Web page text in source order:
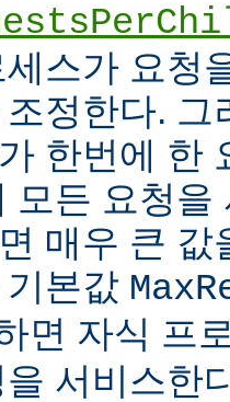
스가 요청
정한다. 그
한번에 한
모든 요청
매우 큰 값
본값
면 자식 프
서비스한